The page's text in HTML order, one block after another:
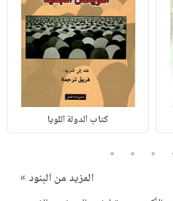
كتاب الدولة اللويا
3
4
5
المزيد من البنود »